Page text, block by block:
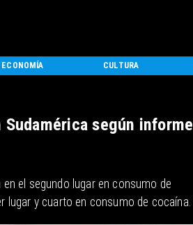
ECONOMÍA CULTURA
según informe
el segundo lugar en consumo de
lugar y cuarto en consumo de cocaína.